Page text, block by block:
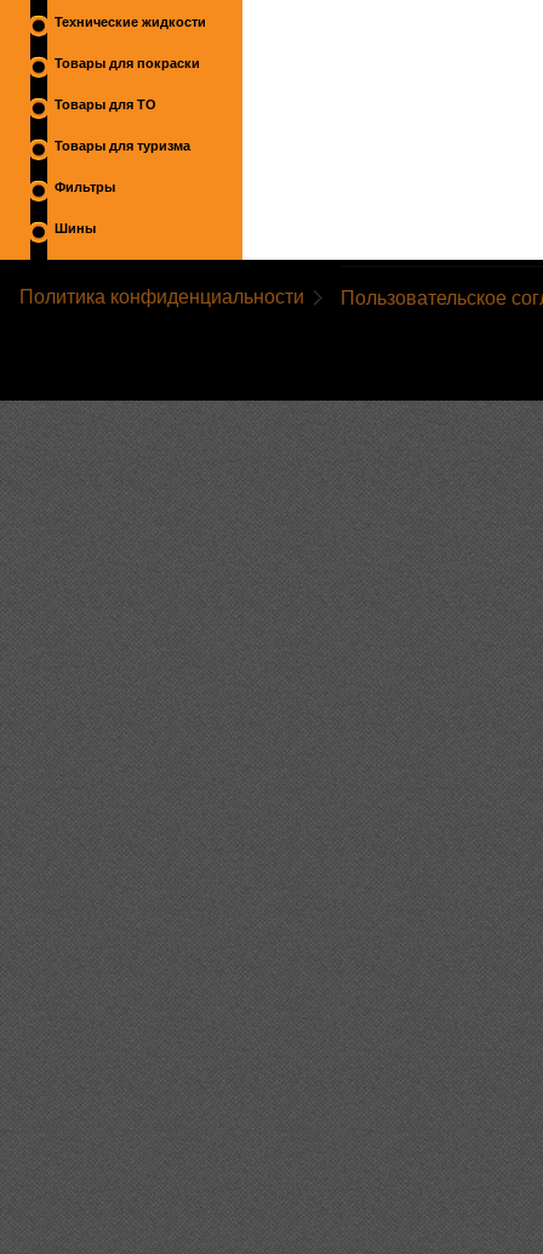
Технические жидкости
Товары для покраски
Товары для ТО
Товары для туризма
Фильтры
Шины
Политика конфиденциальности Пользовательское